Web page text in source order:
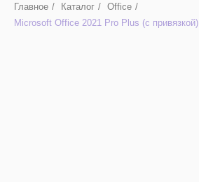
Главное / Каталог / Office /
Microsoft Office 2021 Pro Plus (с привязкой)